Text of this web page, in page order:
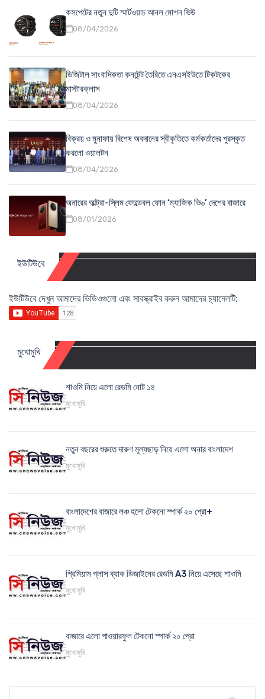
কসপেটের নতুন দুটি স্মার্টওয়াচ আনল মোশন ভিউ
08/04/2026
ডিজিটাল সাংবাদিকতা কনটেন্ট তৈরিতে এনএসইউতে টিকটকের
মাস্টারক্লাস
08/04/2026
বিক্রয় ও মুনাফায় বিশেষ অবদানের স্বীকৃতিতে কর্মকর্তাদের পুরস্কৃত
করলো ওয়ালটন
08/04/2026
অনারের আল্ট্রা-স্লিম ফোল্ডেবল ফোন ‘ম্যাজিক ভি৬’ দেশের বাজারে
08/01/2026
ইউটিউবে
ইউটিউবে দেখুন আমাদের ভিডিওগুলো এবং সাবস্ক্রাইব করুন আমাদের চ্যানেলটি:
মুখোমুখি
শাওমি নিয়ে এলো রেডমি নোট ১৪
মুখোমুখি
নতুন বছরের শুরুতে দারুণ মূল্যছাড় নিয়ে এলো অনার বাংলাদেশ
মুখোমুখি
বাংলাদেশের বাজারে লঞ্চ হলো টেকনো স্পার্ক ২০ প্রো+
মুখোমুখি
প্রিমিয়াম গ্লাস ব্যাক ডিজাইনের রেডমি A3 নিয়ে এসেছে শাওমি
মুখোমুখি
বাজারে এলো পাওয়ারফুল টেকনো স্পার্ক ২০ প্রো
মুখোমুখি